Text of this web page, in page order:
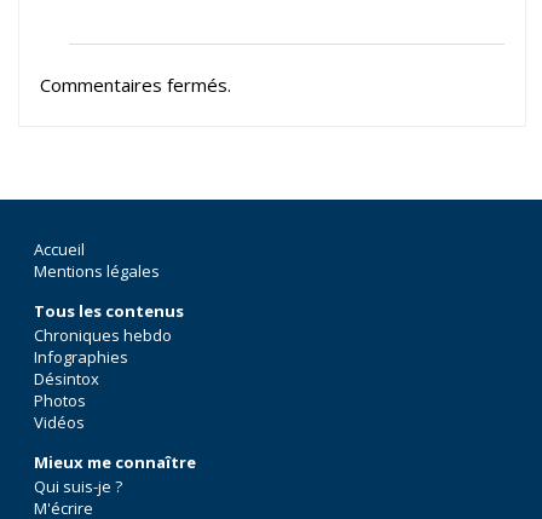
Commentaires fermés.
Accueil
Mentions légales
Tous les contenus
Chroniques hebdo
Infographies
Désintox
Photos
Vidéos
Mieux me connaître
Qui suis-je ?
M'écrire